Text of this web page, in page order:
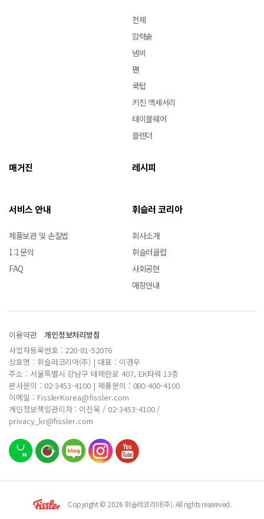
전체
압력솥
냄비
팬
쿡탑
키친 액세서리
테이블웨어
블렌더
매거진 레시피
서비스 안내
제품보관 및 손질법
1:1문의
FAQ
휘슬러 코리아
회사소개
휘슬러클럽
사회공헌
매장안내
이용약관
개인정보처리방침
사업자등록번호 : 220-81-52076
상호명 : 휘슬러코리아(주) | 대표 : 이경우
주소 : 서울특별시 강남구 테헤란로 407, EK타워 13층
본사문의 : 02-3453-4100 | 제품문의 : 080-400-4100
이메일 : FisslerKorea@fissler.com
개인정보책임관리자 : 이진욱 / 02-3453-4100 /
privacy_kr@fissler.com
Copyright © 2026 휘슬러코리아(주). All rights resereved.